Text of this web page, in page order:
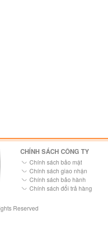
CHÍNH SÁCH CÔNG TY
Chính sách bảo mật
Chính sách giao nhận
Chính sách bảo hành
Chính sách đổi trả hàng
Reserved